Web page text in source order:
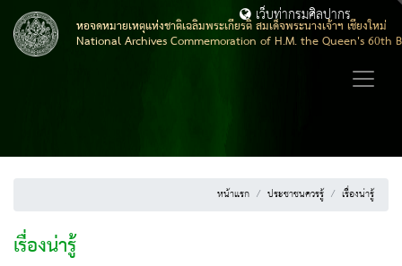
หอจดหมายเหตุแห่งชาติเฉลิมพระเกียรติ สมเด็จพระนางเจ้าฯ เชียงใหม่
National Archives Commemoration of H.M. the Queen's 60th
เว็บท่ากรมศิลปากร
หน้าแรก ประชาชนควรรู้ เรื่องน่ารู้
เรื่องน่ารู้